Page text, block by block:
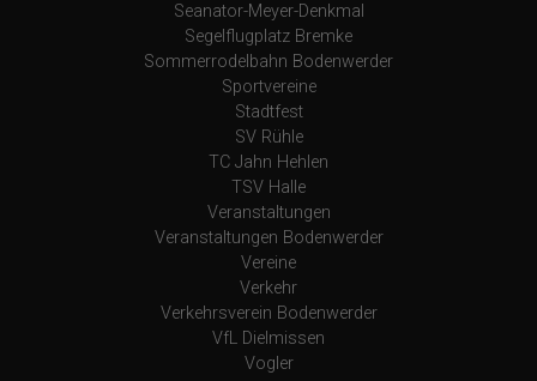
Seanator-Meyer-Denkmal
Segelflugplatz Bremke
Sommerrodelbahn Bodenwerder
Sportvereine
Stadtfest
SV Rühle
TC Jahn Hehlen
TSV Halle
Veranstaltungen
Veranstaltungen Bodenwerder
Vereine
Verkehr
Verkehrsverein Bodenwerder
VfL Dielmissen
Vogler